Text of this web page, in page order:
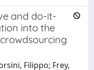
and do-it-
into the
Filippo; Frey,